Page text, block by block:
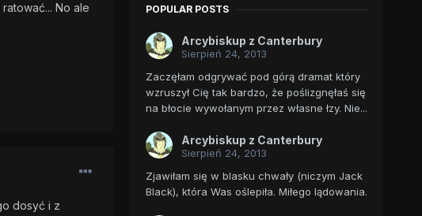
No ale
dosyć i z
POPULAR POSTS
Arcybiskup z Canterbury
Sierpień 24, 2013
Zaczęłam odgrywać pod górą dramat który
wzruszył Cię tak bardzo, że poślizgnęłaś się
na błocie wywołanym przez własne łzy. Nie...
Arcybiskup z Canterbury
Sierpień 24, 2013
Zjawiłam się w blasku chwały (niczym Jack
Black), która Was oślepiła. Miłego lądowania.